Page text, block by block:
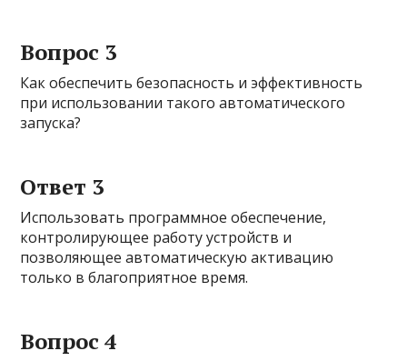
Вопрос 3
Как обеспечить безопасность и эффективность
при использовании такого автоматического
запуска?
Ответ 3
Использовать программное обеспечение,
контролирующее работу устройств и
позволяющее автоматическую активацию
только в благоприятное время.
Вопрос 4